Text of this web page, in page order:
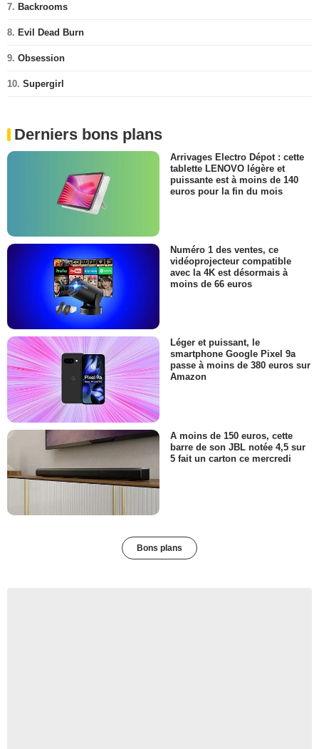
7. Backrooms
8. Evil Dead Burn
9. Obsession
10. Supergirl
Derniers bons plans
Arrivages Electro Dépot : cette
tablette LENOVO légère et
puissante est à moins de 140
euros pour la fin du mois
Numéro 1 des ventes, ce
vidéoprojecteur compatible
avec la 4K est désormais à
moins de 66 euros
Léger et puissant, le
smartphone Google Pixel 9a
passe à moins de 380 euros sur
Amazon
A moins de 150 euros, cette
barre de son JBL notée 4,5 sur
5 fait un carton ce mercredi
Bons plans